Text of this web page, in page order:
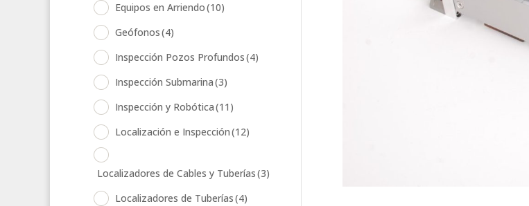
Equipos en Arriendo(10)
Geófonos(4)
Inspección Pozos Profundos(4)
Inspección Submarina(3)
Inspección y Robótica(11)
Localización e Inspección(12)
Localizadores de Cables y Tuberías(3)
Localizadores de Tuberías(4)